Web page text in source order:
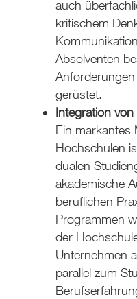
auch
kritischem
Absolventen
gerüstet.
Integration
Ein markantes
Hochschulen
dualen
akademische
beruflichen
Programmen
der
Unternehmen
parallel zum